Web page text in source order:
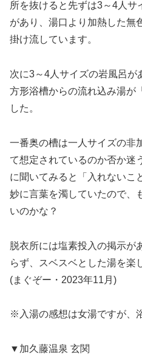
所を抜けると先ずは3～4人
があり、湯口より加熱した無
掛け流しています。
次に3～4人サイズの岩風呂が
方形浴槽からの流れ込み湯が
した。
一番奥の槽は一人サイズの非
て想定されているのか否か迷
に聞いてみると「入れないこ
妙に言葉を濁していたので、
いのかな？
脱衣所には塩素投入の掲示が
らず、スベスベとした湯を楽
(まぐぞー・2023年11月)
※入湯の感想は女湯ですが、
▼加久藤温泉 玄関